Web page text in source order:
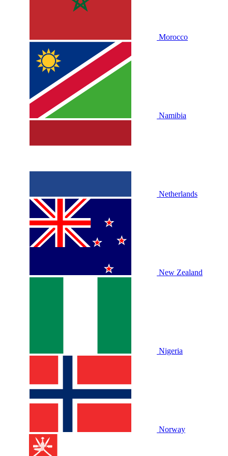
Morocco
Namibia
Netherlands
New Zealand
Nigeria
Norway